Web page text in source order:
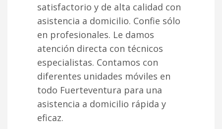
satisfactorio y de alta calidad con
asistencia a domicilio. Confie sólo
en profesionales. Le damos
atención directa con técnicos
especialistas. Contamos con
diferentes unidades móviles en
todo Fuerteventura para una
asistencia a domicilio rápida y
eficaz.